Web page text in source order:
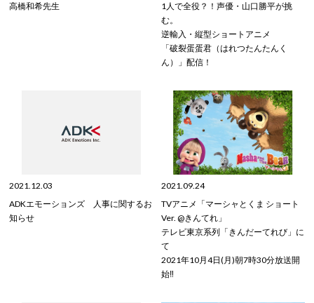
高橋和希先生
1人で全役？！声優・山口勝平が挑
む。
逆輸入・縦型ショートアニメ
「破裂蛋蛋君（はれつたんたんく
ん）」配信！
2021.12.03
ADKエモーションズ 人事に関するお
知らせ
2021.09.24
TVアニメ「マーシャとくま ショート
Ver. @きんてれ」
テレビ東京系列「きんだーてれび」に
て
2021年10月4日(月)朝7時30分放送開
始‼